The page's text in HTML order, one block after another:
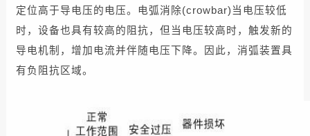
定位高于导电压的电压。电弧消除(crowbar)当电压较低
时，设备也具有较高的阻抗，但当电压较高时，触发新的
导电机制，增加电流并伴随电压下降。因此，消弧装置具
有负阻抗区域。